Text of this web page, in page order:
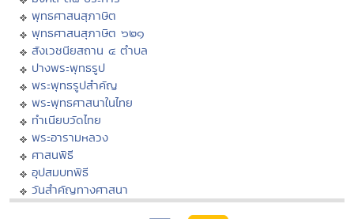
พุทธศาสนสุภาษิต
พุทธศาสนสุภาษิต ๖๒๑
สังเวชนียสถาน ๔ ตำบล
ปางพระพุทธรูป
พระพุทธรูปสำคัญ
พระพุทธศาสนาในไทย
ทำเนียบวัดไทย
พระอารามหลวง
ศาสนพิธี
อุปสมบทพิธี
วันสำคัญทางศาสนา